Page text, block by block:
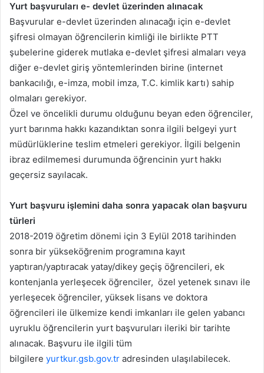
Yurt başvuruları e- devlet üzerinden alınacak
Başvurular e-devlet üzerinden alınacağı için e-devlet
şifresi olmayan öğrencilerin kimliği ile birlikte PTT
şubelerine giderek mutlaka e-devlet şifresi almaları veya
diğer e-devlet giriş yöntemlerinden birine (internet
bankacılığı, e-imza, mobil imza, T.C. kimlik kartı) sahip
olmaları gerekiyor.
Özel ve öncelikli durumu olduğunu beyan eden öğrenciler,
yurt barınma hakkı kazandıktan sonra ilgili belgeyi yurt
müdürlüklerine teslim etmeleri gerekiyor. İlgili belgenin
ibraz edilmemesi durumunda öğrencinin yurt hakkı
geçersiz sayılacak.
Yurt başvuru işlemini daha sonra yapacak olan başvuru
türleri
2018-2019 öğretim dönemi için 3 Eylül 2018 tarihinden
sonra bir yükseköğrenim programına kayıt
yaptıran/yaptıracak yatay/dikey geçiş öğrencileri, ek
kontenjanla yerleşecek öğrenciler, özel yetenek sınavı ile
yerleşecek öğrenciler, yüksek lisans ve doktora
öğrencileri ile ülkemize kendi imkanları ile gelen yabancı
uyruklu öğrencilerin yurt başvuruları ileriki bir tarihte
alınacak. Başvuru ile ilgili tüm
bilgilere yurtkur.gsb.gov.tr adresinden ulaşılabilecek.